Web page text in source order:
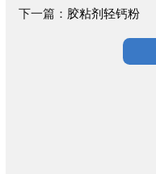
下一篇： 胶粘剂轻钙粉